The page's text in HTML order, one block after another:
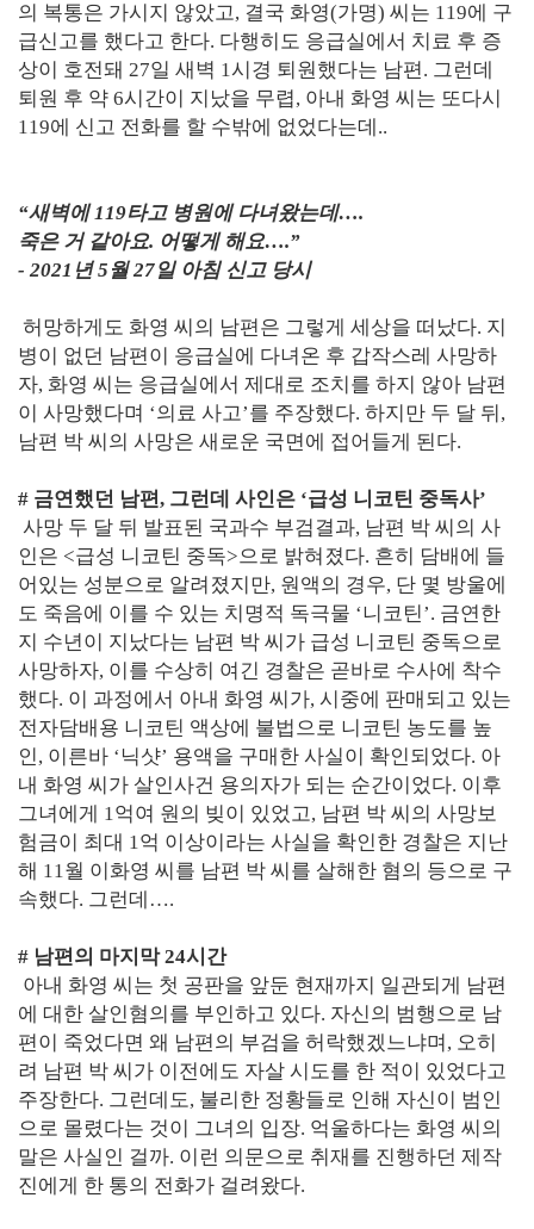
의 복통은 가시지 않았고, 결국 화영(가명) 씨는 119에 구
급신고를 했다고 한다. 다행히도 응급실에서 치료 후 증
상이 호전돼 27일 새벽 1시경 퇴원했다는 남편. 그런데
퇴원 후 약 6시간이 지났을 무렵, 아내 화영 씨는 또다시
119에 신고 전화를 할 수밖에 없었다는데..
“새벽에 119타고 병원에 다녀왔는데….
죽은 거 같아요. 어떻게 해요….”
- 2021년 5월 27일 아침 신고 당시
허망하게도 화영 씨의 남편은 그렇게 세상을 떠났다. 지
병이 없던 남편이 응급실에 다녀온 후 갑작스레 사망하
자, 화영 씨는 응급실에서 제대로 조치를 하지 않아 남편
이 사망했다며 ‘의료 사고’를 주장했다. 하지만 두 달 뒤,
남편 박 씨의 사망은 새로운 국면에 접어들게 된다.
# 금연했던 남편, 그런데 사인은 ‘급성 니코틴 중독사’
사망 두 달 뒤 발표된 국과수 부검결과, 남편 박 씨의 사
인은 <급성 니코틴 중독>으로 밝혀졌다. 흔히 담배에 들
어있는 성분으로 알려졌지만, 원액의 경우, 단 몇 방울에
도 죽음에 이를 수 있는 치명적 독극물 ‘니코틴’. 금연한
지 수년이 지났다는 남편 박 씨가 급성 니코틴 중독으로
사망하자, 이를 수상히 여긴 경찰은 곧바로 수사에 착수
했다. 이 과정에서 아내 화영 씨가, 시중에 판매되고 있는
전자담배용 니코틴 액상에 불법으로 니코틴 농도를 높
인, 이른바 ‘닉샷’ 용액을 구매한 사실이 확인되었다. 아
내 화영 씨가 살인사건 용의자가 되는 순간이었다. 이후
그녀에게 1억여 원의 빚이 있었고, 남편 박 씨의 사망보
험금이 최대 1억 이상이라는 사실을 확인한 경찰은 지난
해 11월 이화영 씨를 남편 박 씨를 살해한 혐의 등으로 구
속했다. 그런데….
# 남편의 마지막 24시간
아내 화영 씨는 첫 공판을 앞둔 현재까지 일관되게 남편
에 대한 살인혐의를 부인하고 있다. 자신의 범행으로 남
편이 죽었다면 왜 남편의 부검을 허락했겠느냐며, 오히
려 남편 박 씨가 이전에도 자살 시도를 한 적이 있었다고
주장한다. 그런데도, 불리한 정황들로 인해 자신이 범인
으로 몰렸다는 것이 그녀의 입장. 억울하다는 화영 씨의
말은 사실인 걸까. 이런 의문으로 취재를 진행하던 제작
진에게 한 통의 전화가 걸려왔다.